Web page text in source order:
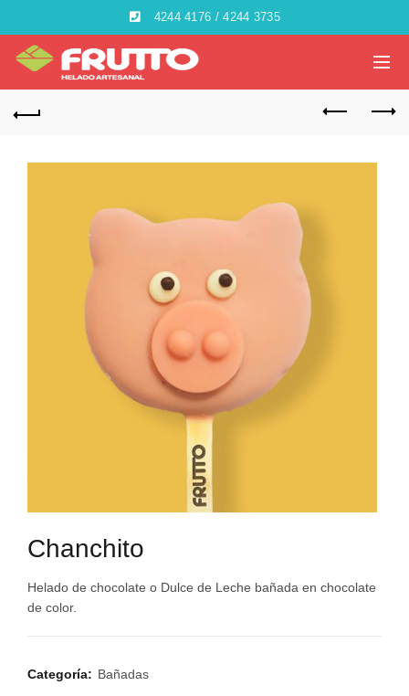
4244 4176 / 4244 3735
Chanchito
Helado de chocolate o Dulce de Leche bañada en chocolate
de color.
Categoría: Bañadas